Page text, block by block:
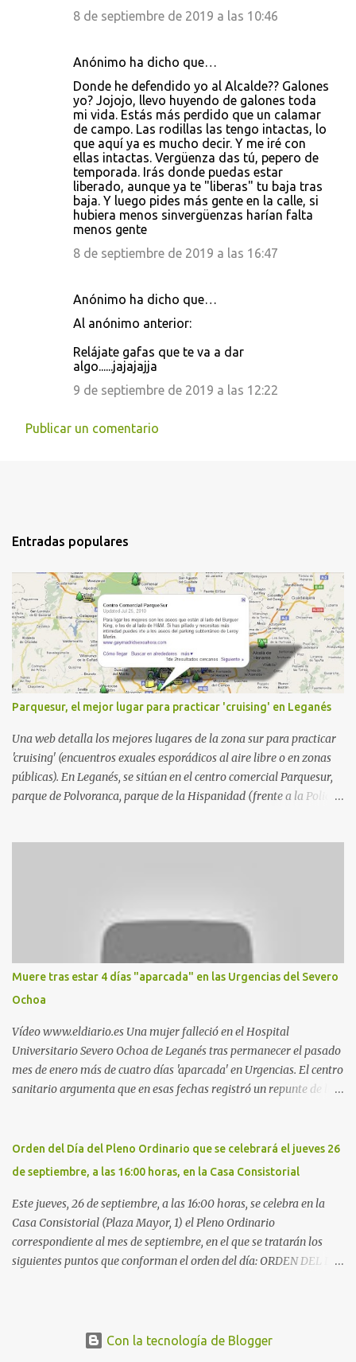
8 de septiembre de 2019 a las 10:46
Anónimo ha dicho que…
Donde he defendido yo al Alcalde?? Galones
yo? Jojojo, llevo huyendo de galones toda
mi vida. Estás más perdido que un calamar
de campo. Las rodillas las tengo intactas, lo
que aquí ya es mucho decir. Y me iré con
ellas intactas. Vergüenza das tú, pepero de
temporada. Irás donde puedas estar
liberado, aunque ya te "liberas" tu baja tras
baja. Y luego pides más gente en la calle, si
hubiera menos sinvergüenzas harían falta
menos gente
8 de septiembre de 2019 a las 16:47
Anónimo ha dicho que…
Al anónimo anterior:
Relájate gafas que te va a dar
algo......jajajajja
9 de septiembre de 2019 a las 12:22
Publicar un comentario
Entradas populares
Parquesur, el mejor lugar para practicar 'cruising' en Leganés
Una web detalla los mejores lugares de la zona sur para practicar
'cruising' (encuentros exuales esporádicos al aire libre o en zonas
públicas). En Leganés, se sitúan en el centro comercial Parquesur,
parque de Polvoranca, parque de la Hispanidad (frente a la Policía
estadio municipal de Butarque) y caminos entre el estadio y Plaza
Nueva. Otro lugar: Escombrera de Polvoranca, entre Leganés y
Móstoles También en el parque de la Hispanidad, situado frente a
la Policía Local de Leganés de la calle Chile, 1, y junto al
cementerio de Butarque". Más información
Muere tras estar 4 días "aparcada" en las Urgencias del Severo
Ochoa
Vídeo www.eldiario.es Una mujer falleció en el Hospital
Universitario Severo Ochoa de Leganés tras permanecer el pasado
mes de enero más de cuatro días 'aparcada' en Urgencias. El centro
sanitario argumenta que en esas fechas registró un repunte de las
arritmia y agravamiento de su dolencia por culpa de un resfriado.
Por ello, la ingresaron a finales del año pasado en el Hospital
cama, en el pasillo, sin mantas y sin poder descansar. Su hija, que
ha denunciado el caso y que grabó un vídeo de la situación
extrema, aseguró que los pasillos estaban repletos de enfermos y
que faltaban médicos por las vacaciones de Navidad, además de
Orden del Día del Pleno Ordinario que se celebrará el jueves 26
de septiembre, a las 16:00 horas, en la Casa Consistorial
Este jueves, 26 de septiembre, a las 16:00 horas, se celebra en la
Casa Consistorial (Plaza Mayor, 1) el Pleno Ordinario
correspondiente al mes de septiembre, en el que se tratarán los
siguientes puntos que conforman el orden del día: ORDEN DEL DÍA
de 2013, sesión extraordinaria. - 25 de julio de 2013, sesión
Con la tecnología de Blogger